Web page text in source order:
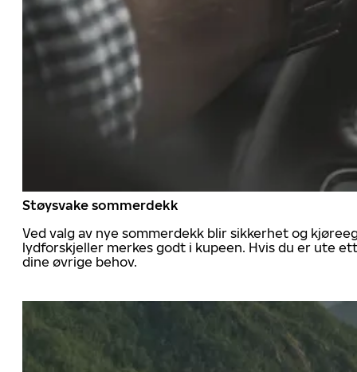
Støysvake sommerdekk
Ved valg av nye sommerdekk blir sikkerhet og
lydforskjeller merkes godt i kupeen. Hvis du er ute
dine øvrige behov.